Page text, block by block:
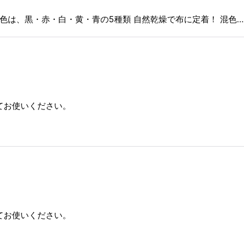
、黒・赤・白・黄・青の5種類 自然乾燥で布に定着！ 混色…
使いください。
使いください。